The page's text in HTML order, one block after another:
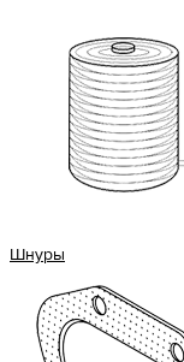
Шнуры